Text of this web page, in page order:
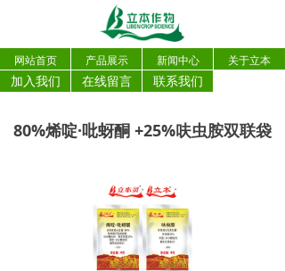
网站首页 产品展示 新闻中心 关于立本
加入我们 在线留言 联系我们
80%烯啶·吡蚜酮 +25%呋虫胺双联袋